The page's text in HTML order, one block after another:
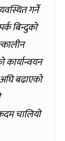
गर्ने
बिन्दुको
कार्यान्वयन
बढाएको
चालियो